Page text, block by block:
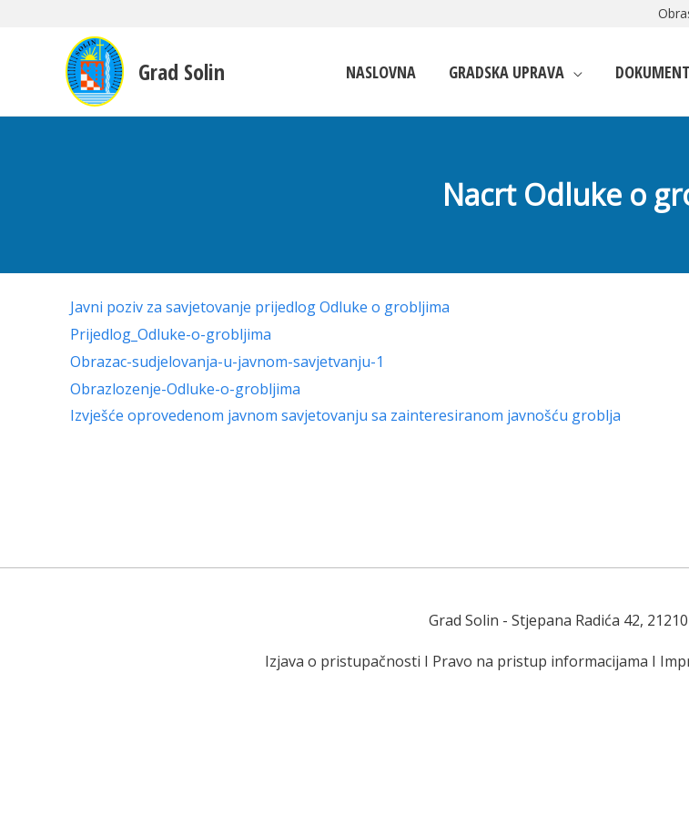
Grad Solin NASLOVNA GRADSKA UPRAVA
Nacrt Odluke o
Javni poziv za savjetovanje prijedlog Odluke o grobljima
Prijedlog_Odluke-o-grobljima
Obrazac-sudjelovanja-u-javnom-savjetvanju-1
Obrazlozenje-Odluke-o-grobljima
Izvješće oprovedenom javnom savjetovanju sa zainteresiranom javnošću groblja
Grad Solin - Stjepana Radića 42,
Izjava o pristupačnosti I Pravo na pristup informacijama I